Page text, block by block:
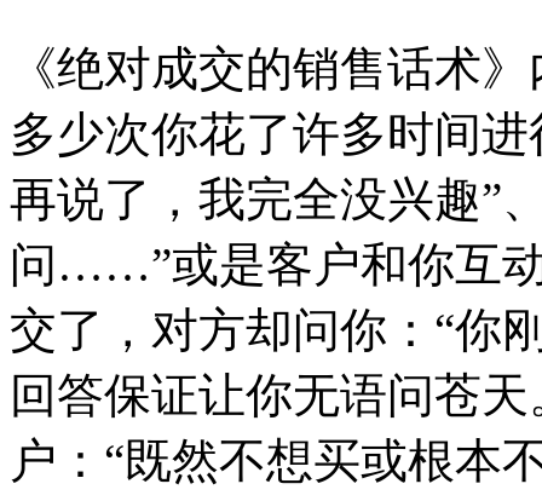
《绝对成交的销售话术
多少次你花了许多时间
再说了，我完全没兴趣”
问……”或是客户和你互
交了，对方却问你：“你
回答保证让你无语问苍
户：“既然不想买或根本